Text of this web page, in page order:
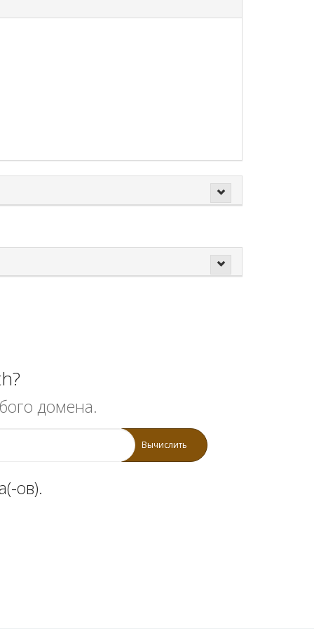
домена.
Вычислить
ов).